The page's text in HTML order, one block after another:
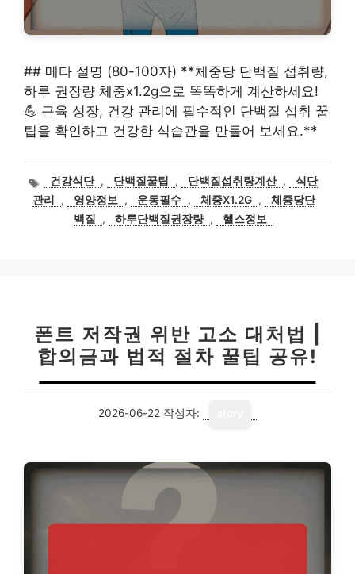
## 메타 설명 (80-100자) **체중당 단백질 섭취량,
하루 권장량 체중x1.2g으로 똑똑하게 계산하세요!
💪 근육 성장, 건강 관리에 필수적인 단백질 섭취 꿀
팁을 확인하고 건강한 식습관을 만들어 보세요.**
태
그
건강식단 , 단백질꿀팁 , 단백질섭취량계산 ,
식단
관리
, 영양정보 , 운동필수 , 체중X1.2G ,
체중당단
백질
, 하루단백질권장량 , 헬스정보
폰트 저작권 위반 고소 대처법 |
합의금과 법적 절차 꿀팁 공유!
2026-06-22 작성자: